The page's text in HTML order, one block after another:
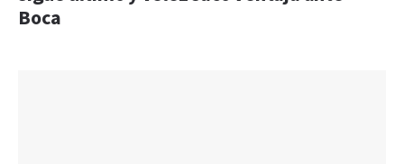
Boca